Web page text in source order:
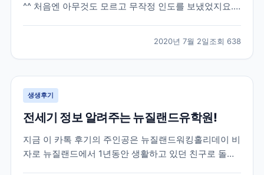
^^ 처음엔 아무것도 모르고 무작정 인도를 보냈었지요.
니다. 그러다가 큰아들이 캐나다에 정착하고싶고, 워터
루대학교를 목표로 가고싶다하길래 브레이크에듀를 알
게 되었고,...
2020년 7월 2일조회 638
생생후기
전세기 정보 알려주는 뉴질랜드유학원!
지금 이 카톡 후기의 주인공은 뉴질랜드워킹홀리데이 비
자로 뉴질랜드에서 1년동안 생활하고 있던 친구로 돌아